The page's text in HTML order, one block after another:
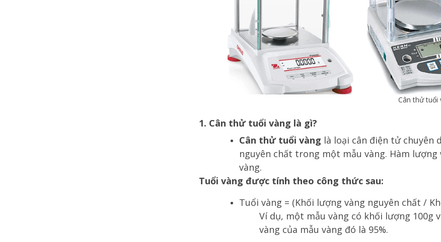
Cân thử tuổi
1. Cân thử tuổi vàng là gì?
Cân thử tuổi vàng là loại cân điện tử chuyên
nguyên chất trong một mẫu vàng. Hàm
vàng.
Tuổi vàng được tính theo công thức sau:
Tuổi vàng = (Khối lượng vàng nguyên chất /
Ví dụ, một mẫu vàng có khối lượng 100g
vàng của mẫu vàng đó là 95%.